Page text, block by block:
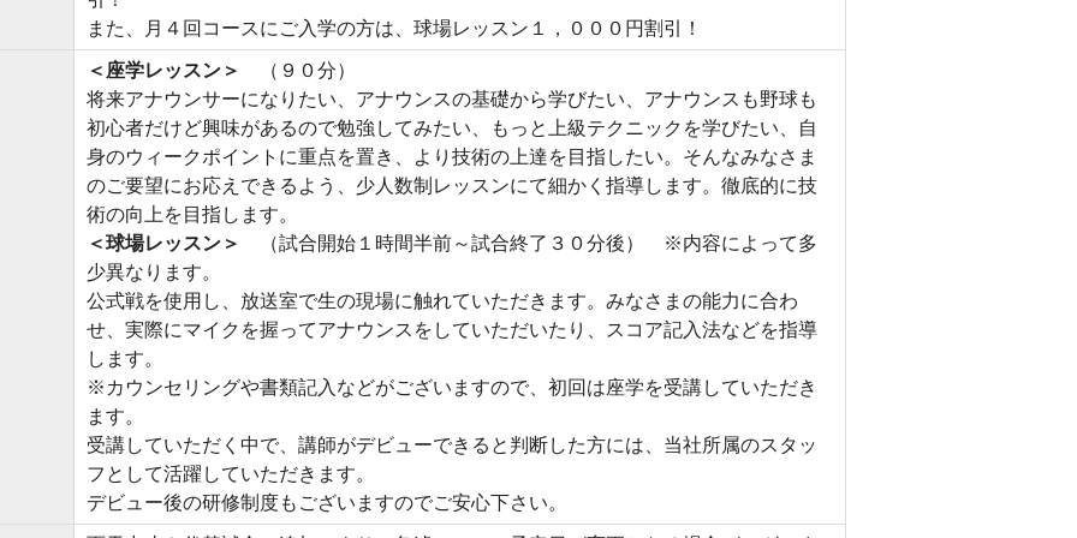
また、月４回コースにご入学の方は、球場レッスン１，０００円割引！
＜座学レッスン＞
（９０分）
将来アナウンサーになりたい、アナウンスの基礎から学びたい、アナウンスも野球も
初心者だけど興味があるので勉強してみたい、もっと上級テクニックを学びたい、自
身のウィークポイントに重点を置き、より技術の上達を目指したい。そんなみなさま
のご要望にお応えできるよう、少人数制レッスンにて細かく指導します。徹底的に技
術の向上を目指します。
＜球場レッスン＞
（試合開始１時間半前～試合終了３０分後） ※内容によって多
少異なります。
公式戦を使用し、放送室で生の現場に触れていただきます。みなさまの能力に合わ
せ、実際にマイクを握ってアナウンスをしていただいたり、スコア記入法などを指導
します。
※カウンセリングや書類記入などがございますので、初回は座学を受講していただき
ます。
受講していただく中で、講師がデビューできると判断した方には、当社所属のスタッ
フとして活躍していただきます。
デビュー後の研修制度もございますのでご安心下さい。